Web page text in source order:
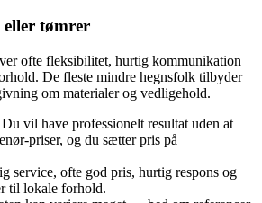
tømrer
ofte fleksibilitet, hurtig kommunikation
De fleste mindre hegnsfolk tilbyder
om materialer og vedligehold.
Du vil have professionelt resultat uden at
og du sætter pris på
service, ofte god pris, hurtig respons og
til lokale forhold.